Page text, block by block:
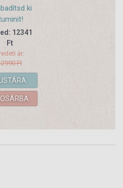
ki
12341
Ft
ár:
Ft
LISTÁRA